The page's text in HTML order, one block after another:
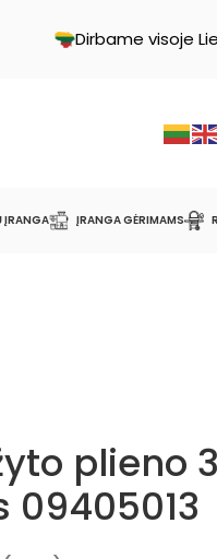
Dirbame visoje
ĮRANGA ĮRANGA GĖRIMAMS
plieno